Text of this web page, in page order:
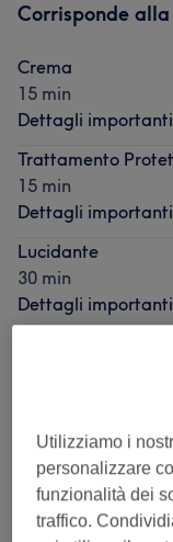
Corrisponde
Crema
15 min
Dettagli
Trattamento
15 min
Dettagli
Lucidante
30 min
Dettagli
Dettagli
Ristrutturante
1 ora
Dettagli
Utilizziamo i
personalizzare
funzionalità dei
traffico.